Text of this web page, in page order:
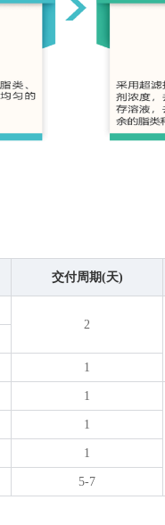
交付周期(天)
2
1
1
1
1
5-7